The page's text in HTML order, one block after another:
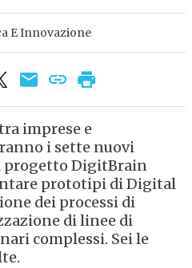
E Innovazione
imprese e
i sette nuovi
progetto DigitBrain
prototipi di Digital
dei processi di
di linee di
complessi. Sei le